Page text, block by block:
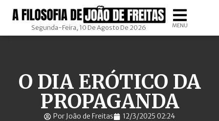
Segunda-Feira, 10 De Agosto De 2026 MENU
O DIA ERÓTICO DA
PROPAGANDA
Por João de Freitas 12/3/2025 02:24